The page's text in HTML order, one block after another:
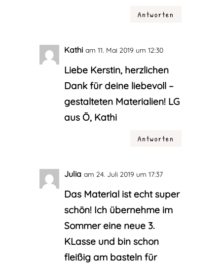
Antworten
Kathi am 11. Mai 2019 um 12:30
Liebe Kerstin, herzlichen
Dank für deine liebevoll –
gestalteten Materialien! LG
aus Ö, Kathi
Antworten
Julia am 24. Juli 2019 um 17:37
Das Material ist echt super
schön! Ich übernehme im
Sommer eine neue 3.
KLasse und bin schon
fleißig am basteln für